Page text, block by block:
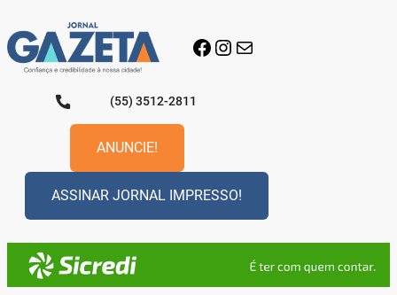
para
o
conteúdo
Facebook
Instagram
E-mail
(55) 3512-2811
ANUNCIE!
ASSINAR JORNAL IMPRESSO!